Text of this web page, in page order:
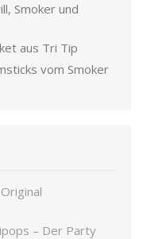
Smoker und
aus Tri Tip
vom Smoker
– Der Party